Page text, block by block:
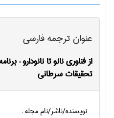
عنوان ترجمه فارسی
از فناوری نانو تا نانودارو :
تحقیقات سرطانی
نویسنده/ناشر/نام مجله :